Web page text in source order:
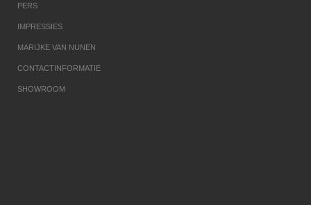
PERS
IMPRESSIES
MARIJKE VAN NUNEN
CONTACTINFORMATIE
SHOWROOM